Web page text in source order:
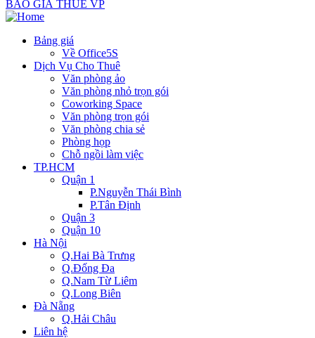
BÁO GIÁ THUÊ VP
Bảng giá
Về Office5S
Dịch Vụ Cho Thuê
Văn phòng ảo
Văn phòng nhỏ trọn gói
Coworking Space
Văn phòng trọn gói
Văn phòng chia sẻ
Phòng họp
Chỗ ngồi làm việc
TP.HCM
Quận 1
P.Nguyễn Thái Bình
P.Tân Định
Quận 3
Quận 10
Hà Nội
Q.Hai Bà Trưng
Q.Đống Đa
Q.Nam Từ Liêm
Q.Long Biên
Đà Nẵng
Q.Hải Châu
Liên hệ